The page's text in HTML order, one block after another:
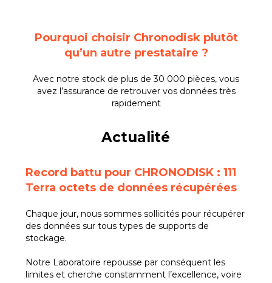
Pourquoi choisir Chronodisk plutôt
qu’un autre prestataire ?
Avec notre stock de plus de 30 000 pièces, vous
avez l’assurance de retrouver vos données très
rapidement
Actualité
Record battu pour CHRONODISK : 111
Terra octets de données récupérées
Chaque jour, nous sommes sollicités pour récupérer
des données sur tous types de supports de
stockage.
Notre Laboratoire repousse par conséquent les
limites et cherche constamment l’excellence, voire